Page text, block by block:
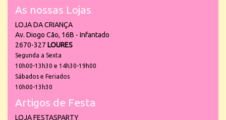
As nossas Lojas
LOJA DA CRIANÇA
Av. Diogo Cão, 16B - Infantado
2670-327 LOURES
Segunda a Sexta
10h00-13h30 e 14h30-19h00
Sábados e Feriados
10h00-13h30
Artigos de Festa
LOJA FESTASPARTY